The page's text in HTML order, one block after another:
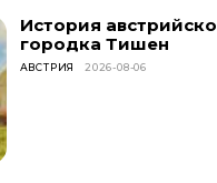
История
городка Тишен
АВСТРИЯ 2026-08-06